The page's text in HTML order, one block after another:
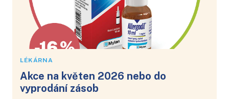
LÉKÁRNA
Akce na květen 2026 nebo do
vyprodání zásob